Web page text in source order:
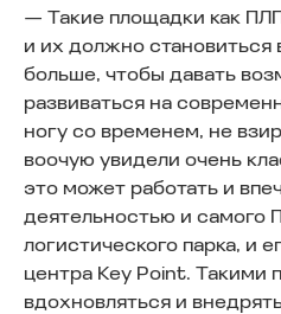
— Такие площадки как
и их должно становиться
больше, чтобы давать
развиваться на
ногу со временем, не
воочую увидели очень
это может работать и
деятельностью и самого
логистического парка, и
центра Key Point. Такими
вдохновляться и